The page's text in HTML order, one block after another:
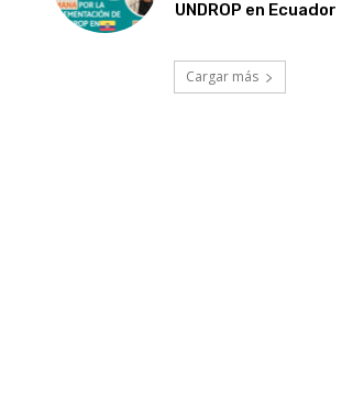
UNDROP en Ecuador
Cargar más